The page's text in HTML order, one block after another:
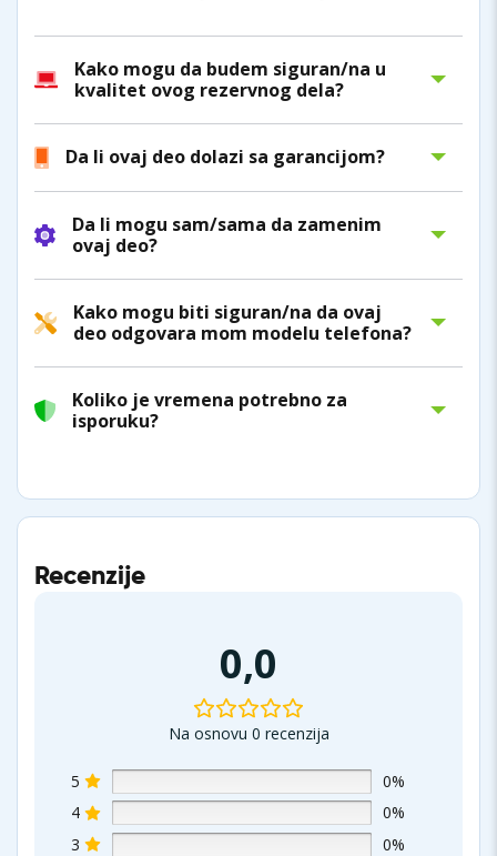
Kako mogu da budem siguran/na u
kvalitet ovog rezervnog dela?
Da li ovaj deo dolazi sa garancijom?
Da li mogu sam/sama da zamenim
ovaj deo?
Kako mogu biti siguran/na da ovaj
deo odgovara mom modelu telefona?
Koliko je vremena potrebno za
isporuku?
Recenzije
0,0
Na osnovu 0 recenzija
5
0%
4
0%
3
0%